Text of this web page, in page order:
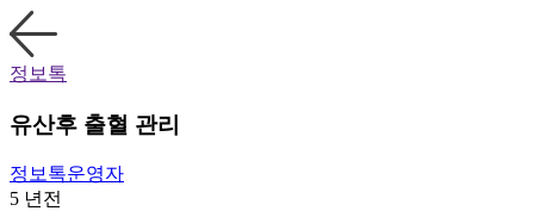
정보톡
유산후 출혈 관리
정보톡운영자
5 년전